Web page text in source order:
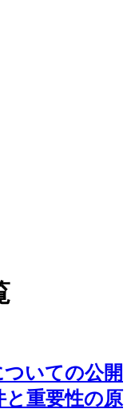
いての公開
重要性の原